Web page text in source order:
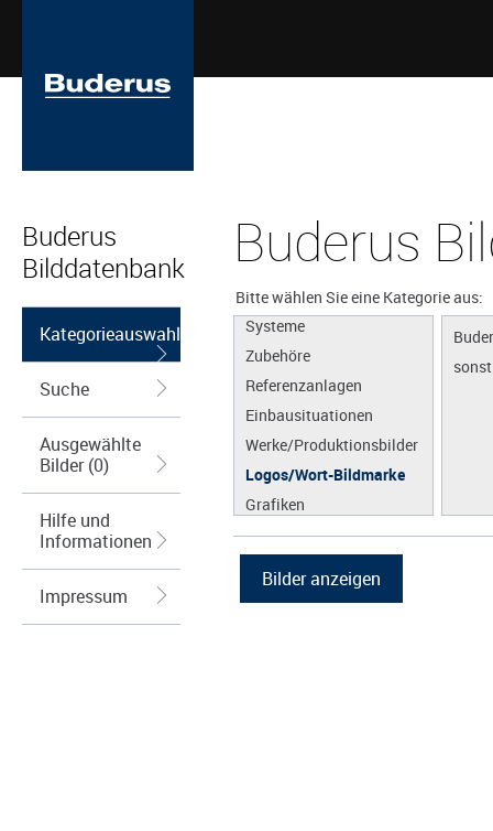
Buderus
Bilddatenbank
Kategorieauswahl
Suche
Ausgewählte
Bilder (0)
Hilfe und
Informationen
Impressum
Buderus
Bitte wählen Sie eine Kategorie aus:
Apps
Produkte
Systeme
Zubehöre
Referenzanlagen
Einbausituationen
Werke/Produktionsbilder
Logos/Wort-Bildmarke
Grafiken